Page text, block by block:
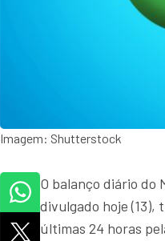
Imagem: Shutterstock
O balanço diário do
divulgado hoje (13),
últimas 24 horas